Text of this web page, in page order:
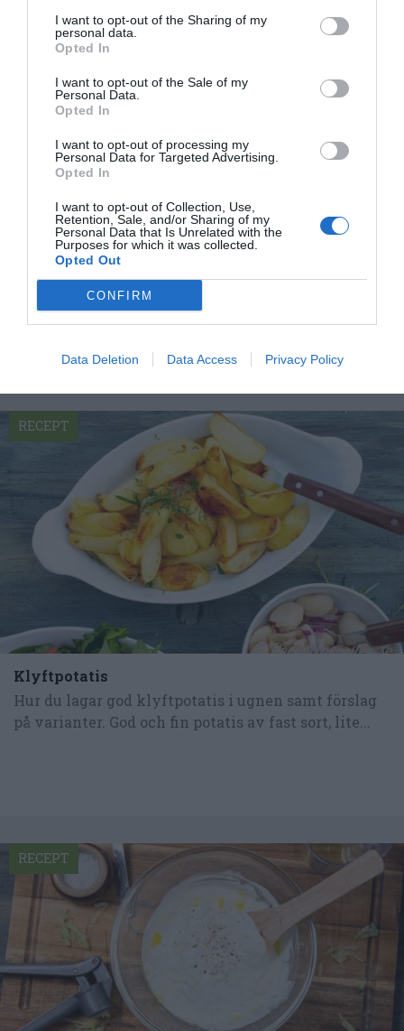
I want to opt-out of the Sharing of my
personal data.
Opted In
I want to opt-out of the Sale of my
Personal Data.
Opted In
I want to opt-out of processing my
Personal Data for Targeted Advertising.
Opted In
I want to opt-out of Collection, Use,
Retention, Sale, and/or Sharing of my
Personal Data that Is Unrelated with the
Purposes for which it was collected.
Opted Out
CONFIRM
Data Deletion Data Access Privacy Policy
Lammburgare
Goda grillade lammburgare av lammfärs smaksatt
med getost eller fetaost. Serveringsförslag Jag...
Klyftpotatis
Hur du lagar god klyftpotatis i ugnen samt förslag
på varianter. God och fin potatis av fast sort, lite...
RECEPT
RECEPT